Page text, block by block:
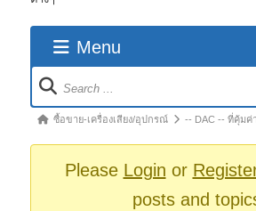
Menu
Forum
Navigation
Forumซื้อขาย-เครื่องเสียง/อุปกรณ์ -- DAC -- ที่คุ้มค่
Please Login or
posts and